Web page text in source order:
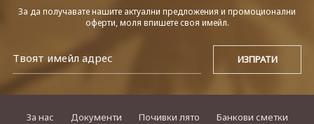
За да получавате нашите актуални предложения и промоционални
оферти, моля впишете своя имейл.
За нас Документи Почивки лято
Банкови сметки